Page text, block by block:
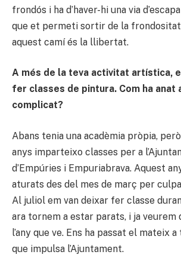
frondós i ha d’haver-hi una via
que et permeti sortir de la frondositat
aquest camí és la llibertat.
A més de la teva activitat artística,
fer classes de pintura. Com ha anat
complicat?
Abans tenia una acadèmia pròpia,
anys imparteixo classes per a
d’Empúries i Empuriabrava. Aquest
aturats des del mes de març per
Al juliol em van deixar fer classe
ara tornem a estar parats, i ja veurem
l’any que ve. Ens ha passat el mateix
que impulsa l’Ajuntament.